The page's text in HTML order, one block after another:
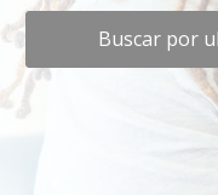
Buscar por